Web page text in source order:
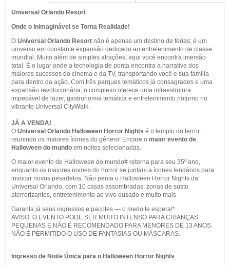
Queremos Saber Sua Opinião
Universal Orlando Resort
Onde o Inimaginável se Torna Realidade!
OUniversal Orlando Resort não é apenas um destino de férias; é um
universo em constante expansão dedicado ao entretenimento de classe
mundial. Muito além de simples atrações, aqui você encontra imersão
total. É o lugar onde a tecnologia de ponta encontra a narrativa dos
maiores sucessos do cinema e da TV, transportando você e sua família
para dentro da ação. Com três parques temáticos já consagrados e uma
expansão revolucionária, o complexo oferece uma infraestrutura
impecável de lazer, gastronomia temática e entretenimento noturno no
vibrante Universal CityWalk.
JÁ A VENDA!
OUniversal Orlando Halloween Horror Nights é o templo do terror,
reunindo os maiores ícones do gênero! Encare omaior evento de
Halloween do mundo em noites selecionadas.
O maior evento de Halloween do mundo# retorna para seu 35ºano,
enquanto os maiores nomes do horror se juntam a ícones lendários para
invocar novos pesadelos. Não perca o Halloween Horror Nights da
Universal Orlando, com 10 casas assombradas, zonas de susto
aterrorizantes, entretenimento ao vivo ousado e muito mais
Garanta já seus ingressos e pacotes — o medo te espera!*
AVISO: O EVENTO PODE SER MUITO INTENSO PARA CRIANÇAS
PEQUENAS E NÃO É RECOMENDADO PARA MENORES DE 13 ANOS.
NÃO É PERMITIDO O USO DE FANTASIAS OU MÁSCARAS.
Ingresso de Noite Única para o Halloween Horror Nights